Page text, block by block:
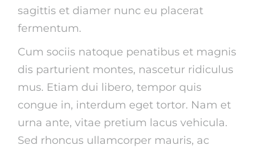
sagittis et diamer nunc eu placerat
fermentum.
Cum sociis natoque penatibus et magnis
dis parturient montes, nascetur ridiculus
mus. Etiam dui libero, tempor quis
congue in, interdum eget tortor. Nam et
urna ante, vitae pretium lacus vehicula.
Sed rhoncus ullamcorper mauris, ac